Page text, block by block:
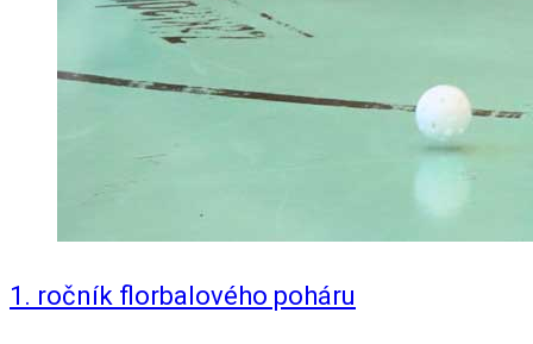
1. ročník florbalového poháru